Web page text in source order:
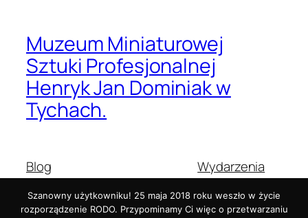
Muzeum Miniaturowej
Sztuki Profesjonalnej
Henryk Jan Dominiak w
Tychach.
Blog
O nas
Najczęściej zadawane pytania
Wydarzenia
Sklep
Wzorce
Szanowny użytkowniku! 25 maja 2018 roku weszło w życie
rozporządzenie RODO. Przypominamy Ci więc o przetwarzaniu